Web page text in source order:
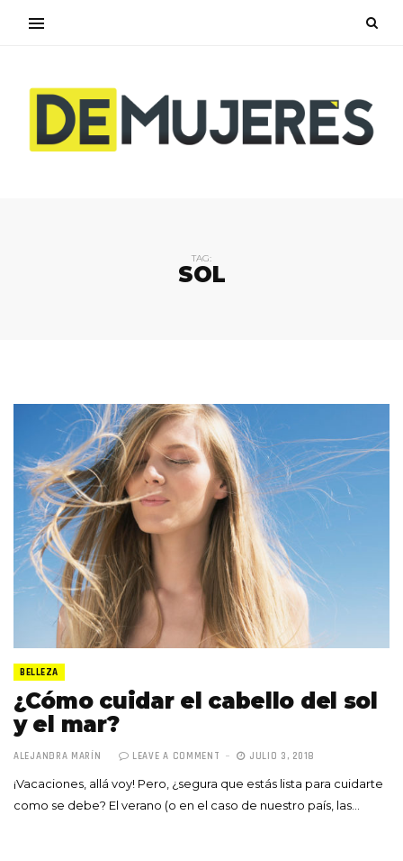
TAG:
SOL
BELLEZA
¿Cómo cuidar el cabello del sol
y el mar?
ALEJANDRA MARÍN LEAVE A COMMENT JULIO 3, 2018
¡Vacaciones, allá voy! Pero, ¿segura que estás lista para cuidarte
como se debe? El verano (o en el caso de nuestro país, las…